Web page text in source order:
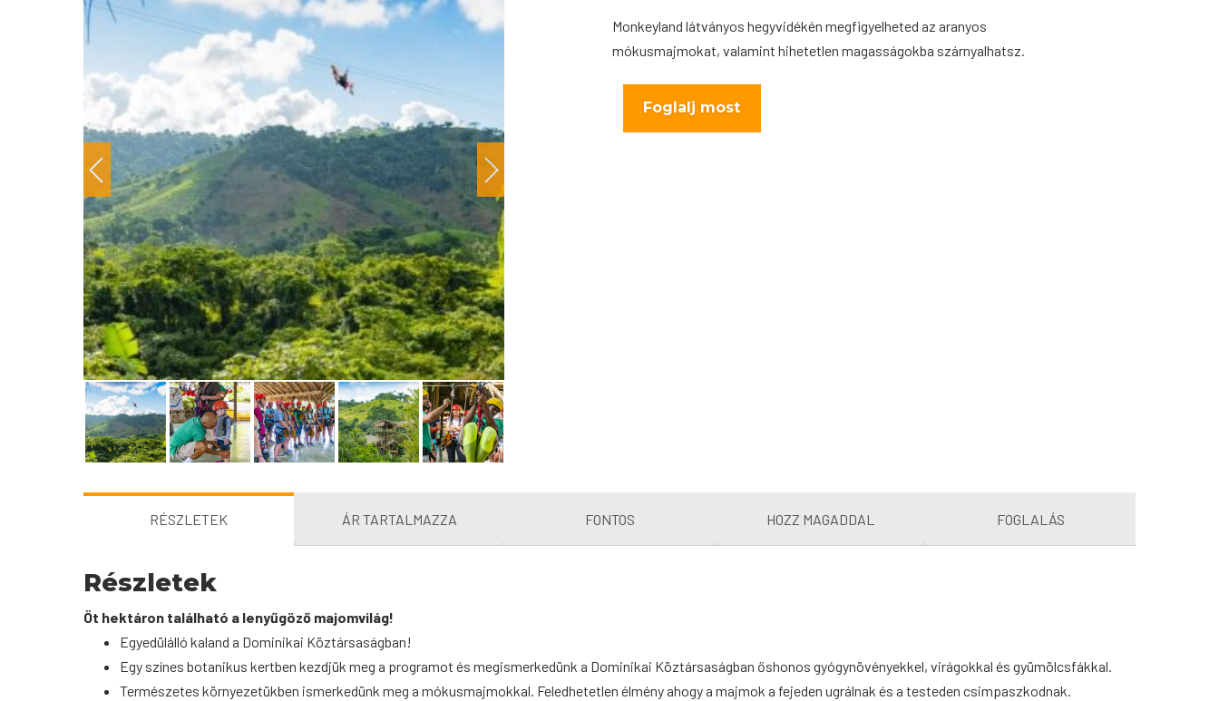
Monkeyland látványos hegyvidékén megfigyelheted az aranyos
mókusmajmokat, valamint hihetetlen magasságokba szárnyalhatsz.
Foglalj most
RÉSZLETEK ÁR TARTALMAZZA FONTOS HOZZ MAGADDAL FOGLALÁS
Részletek
Öt hektáron található a lenyűgöző majomvilág!
Egyedülálló kaland a Dominikai Köztársaságban!
Egy színes botanikus kertben kezdjük meg a programot és megismerkedünk a Dominikai Köztársaságban őshonos gyógynövényekkel, virágokkal és gyümölcsfákkal.
Természetes környezetükben ismerkedünk meg a mókusmajmokkal. Feledhetetlen élmény ahogy a majmok a fejeden ugrálnak és a testeden csimpaszkodnak.